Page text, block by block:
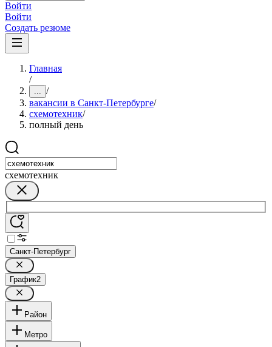
Войти
Войти
Создать резюме
Главная
/
... /
вакансии в Санкт-Петербурге/
схемотехник/
полный день
схемотехник
Санкт-Петербург
График2
Район
Метро